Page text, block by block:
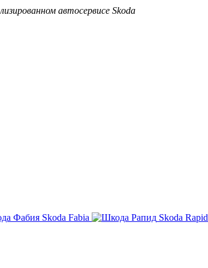
автосервисе Skoda
Skoda Fabia Skoda Rapid